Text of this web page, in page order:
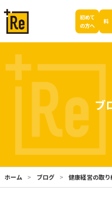
初めて
の方へ
料
ブ
ホーム ブログ 健康経営の取り